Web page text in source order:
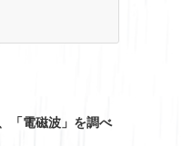
「電磁波」を調べ